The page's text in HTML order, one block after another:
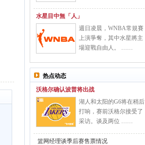
水星目中無「人」
週日凌晨，WNBA常規賽
上演爭奪，其中水星將主
場迎戰自由人。 ……
热点动态
沃格尔确认波普将出战
湖人和太阳的G6将在稍后
打响，赛前沃格尔接受了
采访。谈及两位 ……
篮网经理谈季后赛售票情况